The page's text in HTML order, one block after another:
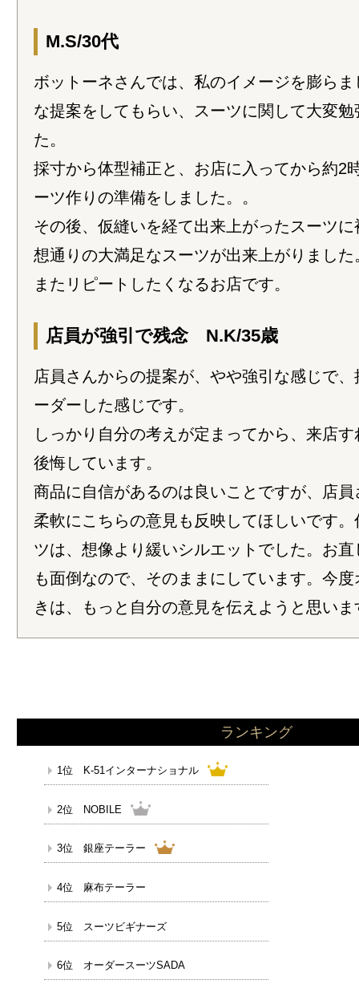
M.S/30代
ボットーネさんでは、私のイメージを膨ら
な提案をしてもらい、スーツに関して大変
た。
採寸から体型補正と、お店に入ってから約2
ーツ作りの準備をしました。。
その後、仮縫いを経て出来上がったスーツ
想通りの大満足なスーツが出来上がりました
またリピートしたくなるお店です。
店員が強引で残念 N.K/35歳
店員さんからの提案が、やや強引な感じで
ーダーした感じです。
しっかり自分の考えが定まってから、来店
後悔しています。
商品に自信があるのは良いことですが、店
柔軟にこちらの意見も反映してほしいです
ツは、想像より緩いシルエットでした。お
も面倒なので、そのままにしています。今
きは、もっと自分の意見を伝えようと思いま
ランキング
1位 K-51インターナショナル
2位 NOBILE
3位 銀座テーラー
4位 麻布テーラー
5位 スーツビギナーズ
6位 オーダースーツSADA